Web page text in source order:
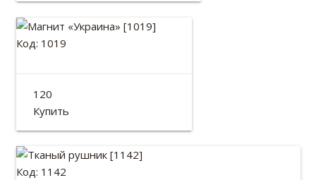
Код: 1019
Диаметр: 82 мм
120
Купить
Код: 1142